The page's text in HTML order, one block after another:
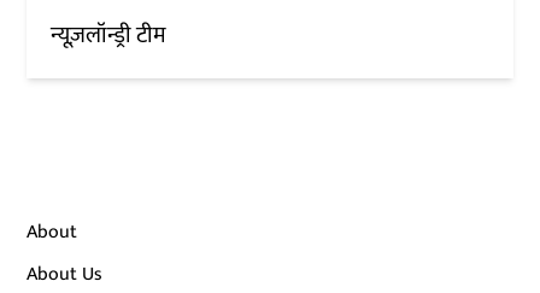
न्यूज़लॉन्ड्री टीम
About
About Us